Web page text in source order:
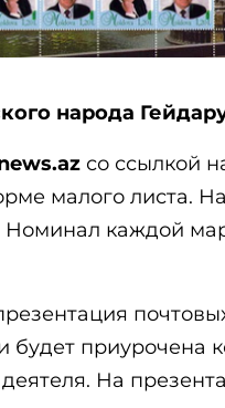
народа
со ссылкой
малого листа.
Номинал каждой
будет
деятеля. На